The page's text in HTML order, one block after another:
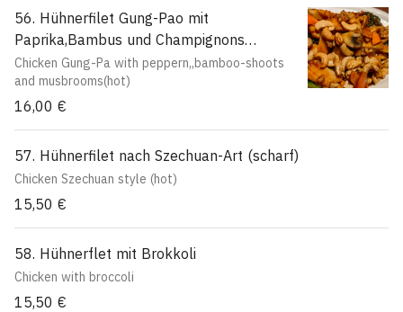
56. Hühnerfilet Gung-Pao mit
Paprika,Bambus und Champignons
(scharf)
Chicken Gung-Pa with peppern,,bamboo-shoots
and musbrooms(hot)
16,00 €
57. Hühnerfilet nach Szechuan-Art (scharf)
Chicken Szechuan style (hot)
15,50 €
58. Hühnerflet mit Brokkoli
Chicken with broccoli
15,50 €